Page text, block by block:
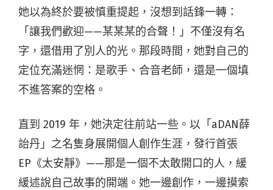
她以為終於要被慎重提起，沒想到話鋒一轉：
「讓我們歡迎——某某某的合聲！」不僅沒有名
字，還借用了別人的光。那段時間，她對自己的
定位充滿迷惘：是歌手、合音老師，還是一個填
不進答案的空格。
直到 2019 年，她決定往前站一些。以「aDAN薛
詒丹」之名隻身展開個人創作生涯，發行首張
EP《太安靜》——那是一個不太敢開口的人，緩
緩述說自己故事的開端。她一邊創作，一邊摸索